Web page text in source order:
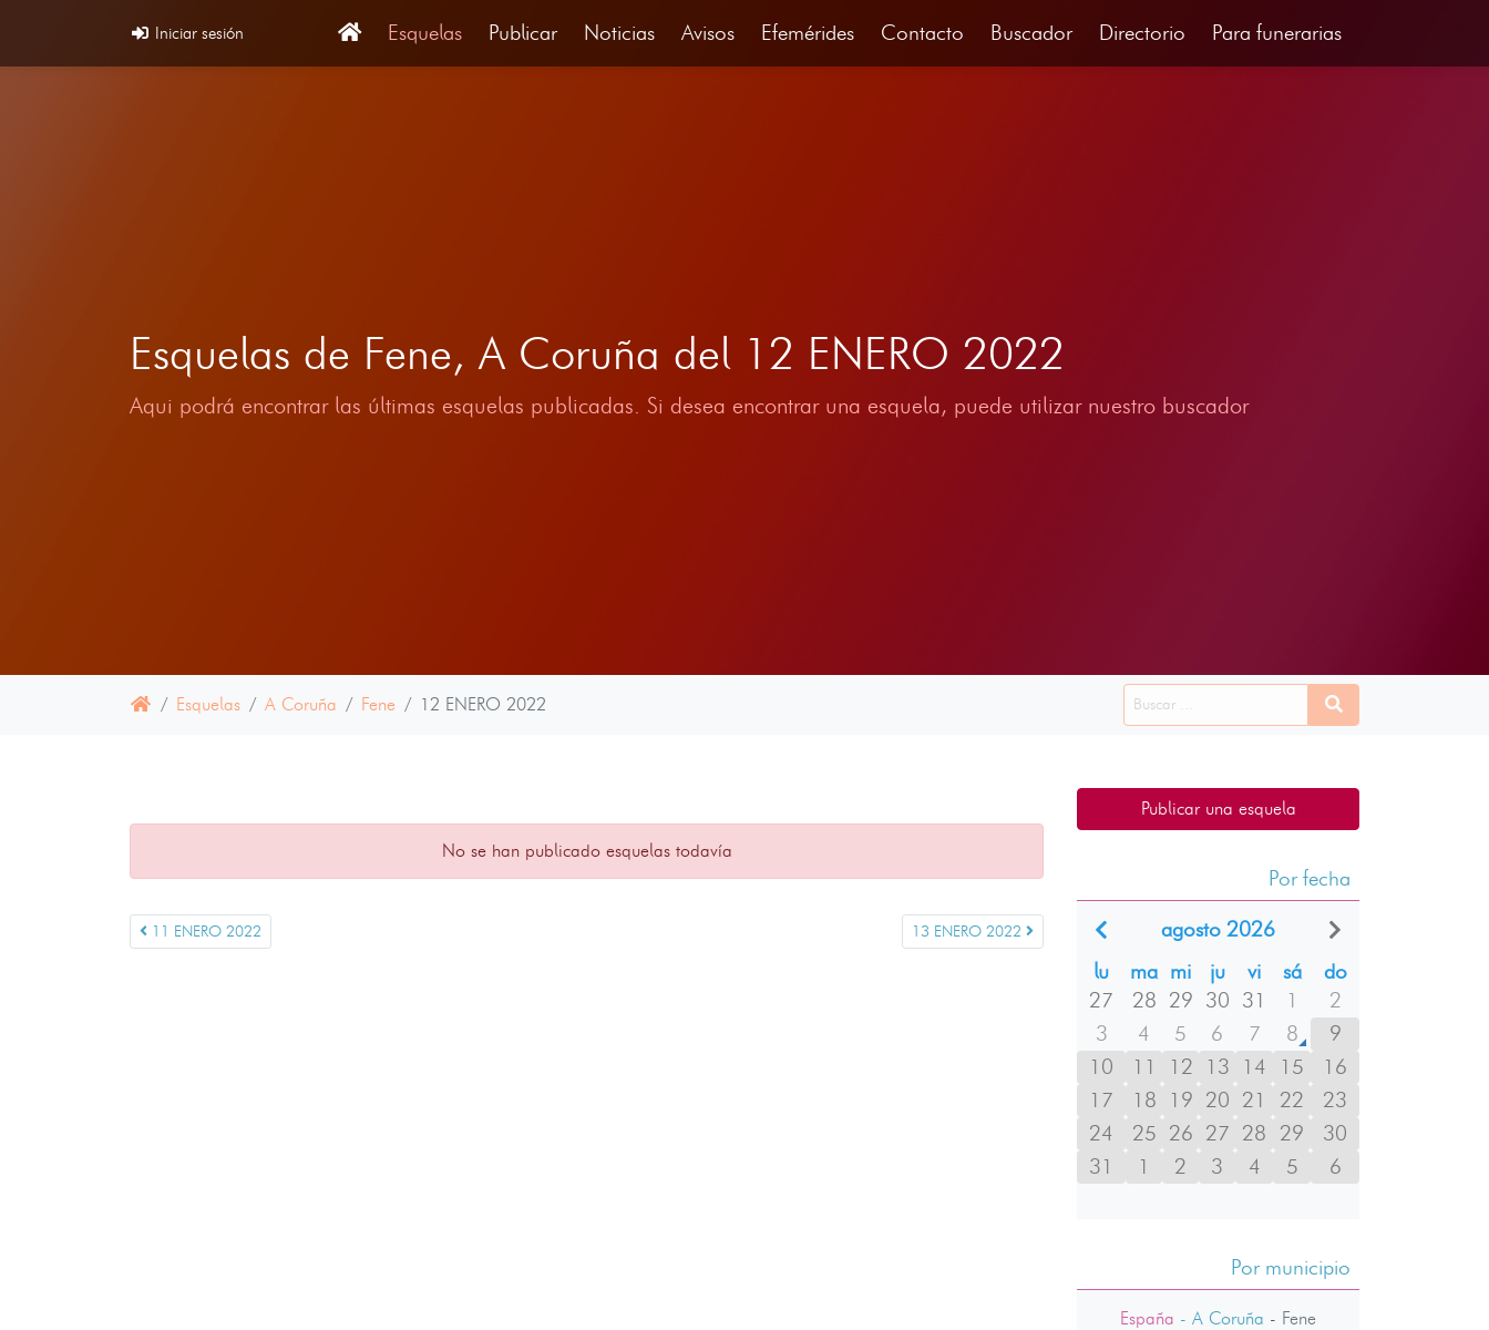
Iniciar sesión Esquelas Publicar Noticias Avisos Efemérides Contacto Buscador Directorio Para funerarias
Esquelas de Fene, A Coruña del 12 ENERO 2022
Aqui podrá encontrar las últimas esquelas publicadas. Si desea encontrar una esquela, puede utilizar nuestro buscador
Esquelas A Coruña Fene 12 ENERO 2022
No se han publicado esquelas todavía
11 ENERO 2022 13 ENERO 2022
Publicar una esquela
Por fecha
agosto 2026
lu
ma mi ju vi sá
do
27
28 29 30 31 1
2
3
4 5 6 7 8
9
10
11 12 13 14 15
16
17
18 19 20 21 22
23
24
25 26 27 28 29
30
31
1 2 3 4 5 6
Por municipio
España - A Coruña - Fene